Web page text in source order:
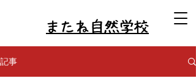
またね自然学校
記事